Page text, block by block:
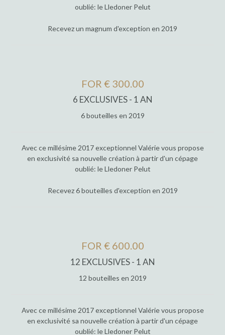
oublié: le Lledoner Pelut
Recevez un magnum d'exception en 2019
FOR € 300.00
6 EXCLUSIVES - 1 AN
6 bouteilles en 2019
Avec ce millésime 2017 exceptionnel Valérie vous propose
en exclusivité sa nouvelle création à partir d'un cépage
oublié: le Lledoner Pelut
Recevez 6 bouteilles d'exception en 2019
FOR € 600.00
12 EXCLUSIVES - 1 AN
12 bouteilles en 2019
Avec ce millésime 2017 exceptionnel Valérie vous propose
en exclusivité sa nouvelle création à partir d'un cépage
oublié: le Lledoner Pelut